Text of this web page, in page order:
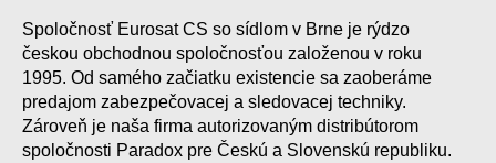
Spoločnosť Eurosat CS so sídlom v Brne je rýdzo
českou obchodnou spoločnosťou založenou v roku
1995. Od samého začiatku existencie sa zaoberáme
predajom zabezpečovacej a sledovacej techniky.
Zároveň je naša firma autorizovaným distribútorom
spoločnosti Paradox pre Českú a Slovenskú republiku.